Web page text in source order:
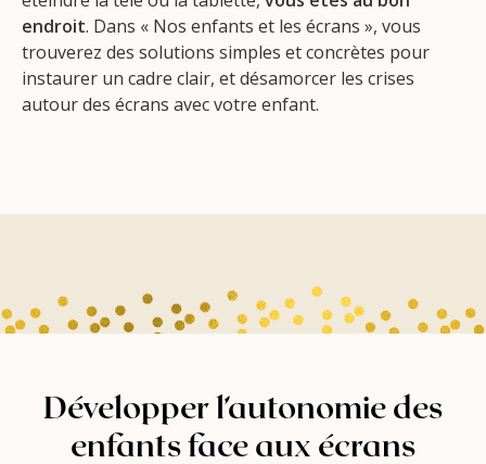
endroit. Dans « Nos enfants et les écrans », vous
trouverez des solutions simples et concrètes pour
instaurer un cadre clair, et désamorcer les crises
autour des écrans avec votre enfant.
Développer l’autonomie des
enfants face aux écrans